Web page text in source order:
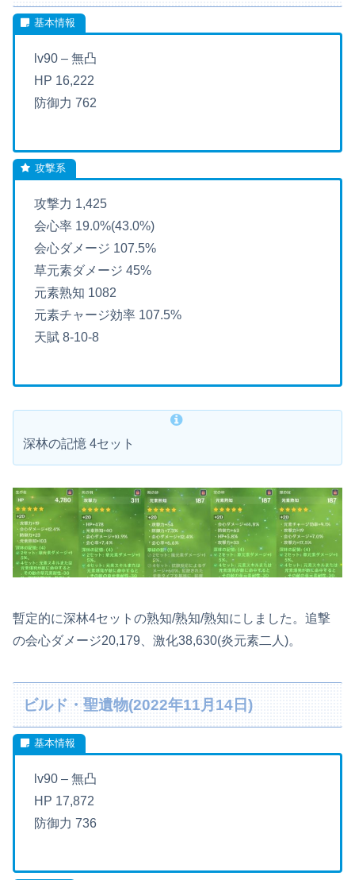
lv90 – 無凸
HP 16,222
防御力 762
攻撃力 1,425
会心率 19.0%(43.0%)
会心ダメージ 107.5%
草元素ダメージ 45%
元素熟知 1082
元素チャージ効率 107.5%
天賦 8-10-8
深林の記憶 4セット
暫定的に深林4セットの熟知/熟知/熟知にしました。追撃
の会心ダメージ20,179、激化38,630(炎元素二人)。
ビルド・聖遺物(2022年11月14日)
lv90 – 無凸
HP 17,872
防御力 736